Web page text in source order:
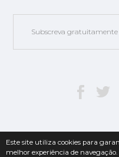
Este site utiliza cookies para
melhor experiência de navegação.